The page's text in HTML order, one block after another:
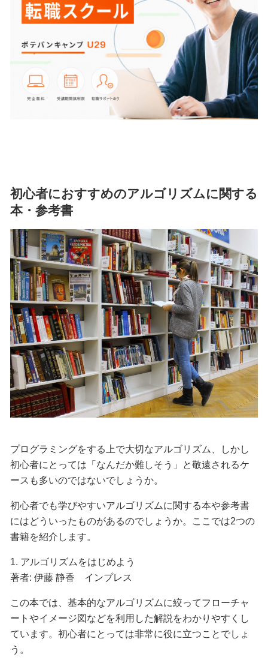
初心者におすすめのアルゴリズムに関する
本・参考書
プログラミングをする上で大切なアルゴリズム、しかし
初心者にとっては「なんだか難しそう」と敬遠されるケ
ースも多いのではないでしょうか。
初心者でも学びやすいアルゴリズムに関する本や参考書
にはどういったものがあるのでしょうか。ここでは2つの
書籍を紹介します。
1. アルゴリズムをはじめよう
著者: 伊藤 静香 インプレス
この本では、基本的なアルゴリズムに絞ってフローチャ
ートやイメージ図などを利用した解説をわかりやすくし
ています。初心者にとっては非常に役に立つことでしょ
う。